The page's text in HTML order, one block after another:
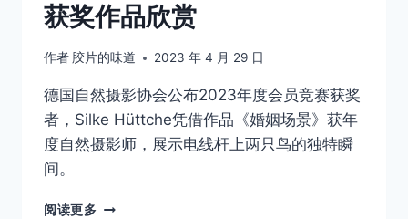
获奖作品欣赏
作者 胶片的味道 2023 年 4 月 29 日
德国自然摄影协会公布2023年度会员竞赛获奖
者，Silke Hüttche凭借作品《婚姻场景》获年
度自然摄影师，展示电线杆上两只鸟的独特瞬
间。
阅读更多 GDT